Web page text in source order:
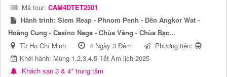
Mã tour: CAM4DTET2501
Hành trình: Siem Reap - Phnom Penh - Đền Angkor Wat -
Hoàng Cung - Casino Naga - Chùa Vàng - Chùa Bạc...
Từ Hồ Chí Minh
4 Ngày 3 Đêm
Phương tiện:
Khởi hành: Mùng 1,2,3,4,5 Tết Âm lịch 2025
Khách sạn 3 & 4* trung tâm